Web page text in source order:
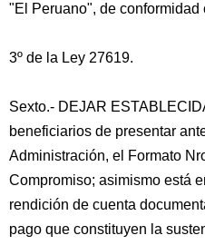
"El Peruano", de conformidad
3º de la Ley 27619.
Sexto.- DEJAR
beneficiarios de presentar
Administración, el Formato
Compromiso; asimismo está
rendición de cuenta
pago que constituyen la